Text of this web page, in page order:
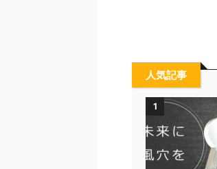
人気記事
1